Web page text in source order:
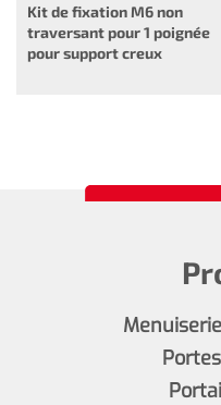
Kit de fixation M6 non
traversant pour 1 poignée
pour support creux